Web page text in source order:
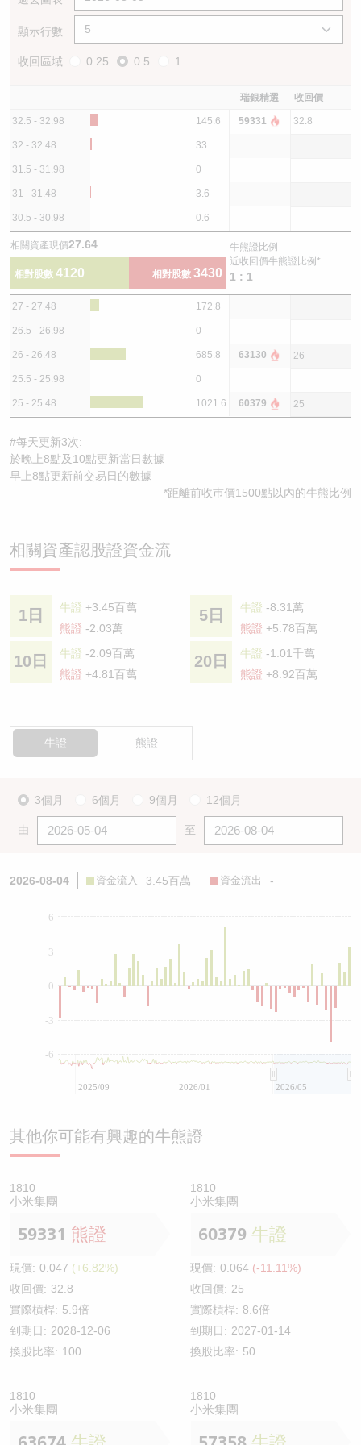
顯示行數
收回區域: 0.25 0.5 1
瑞銀精選 收回價
32.5 - 32.98 145.6 59331 32.8
32 - 32.48 33
31.5 - 31.98 0
31 - 31.48 3.6
30.5 - 30.98 0.6
相關資產現價27.64
相對股數 4120 相對股數 3430
牛熊證比例
近收回價牛熊證比例*
1 : 1
27 - 27.48 172.8
26.5 - 26.98 0
26 - 26.48 685.8 63130 26
25.5 - 25.98 0
25 - 25.48 1021.6 60379 25
#每天更新3次:
於晚上8點及10點更新當日數據
早上8點更新前交易日的數據
*距離前收巿價1500點以內的牛熊比例
相關資產認股證資金流
1日 牛證 +3.45百萬
熊證 -2.03萬
5日 牛證 -8.31萬
熊證 +5.78百萬
10日 牛證 -2.09百萬
熊證 +4.81百萬
20日 牛證 -1.01千萬
熊證 +8.92百萬
牛證 熊證
3個月 6個月 9個月 12個月
由 至
2026-08-04 資金流入 3.45百萬 資金流出 -
0
-6
-3
3
6
2025/09 2026/01 2026/05
其他你可能有興趣的牛熊證
1810
小米集團
59331 熊證
現價: 0.047 (+6.82%)
收回價: 32.8
實際槓桿: 5.9倍
到期日: 2028-12-06
換股比率: 100
1810
小米集團
60379 牛證
現價: 0.064 (-11.11%)
收回價: 25
實際槓桿: 8.6倍
到期日: 2027-01-14
換股比率: 50
1810
小米集團
1810
小米集團